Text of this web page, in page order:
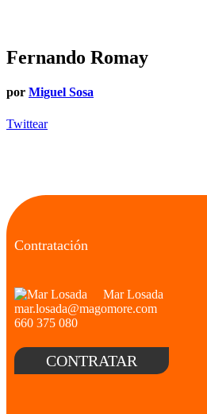
Fernando Romay
por Miguel Sosa
Twittear
Contratación
Mar Losada
mar.losada@magomore.com
660 375 080
CONTRATAR